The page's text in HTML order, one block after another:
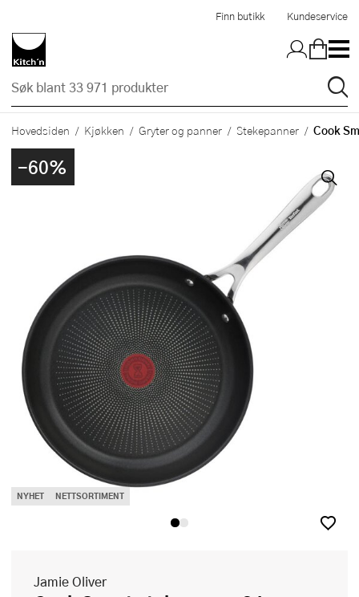
Finn butikk Kundeservice
Hovedsiden Kjøkken Gryter og panner Stekepanner Cook
-60%
NYHET NETTSORTIMENT
Jamie Oliver